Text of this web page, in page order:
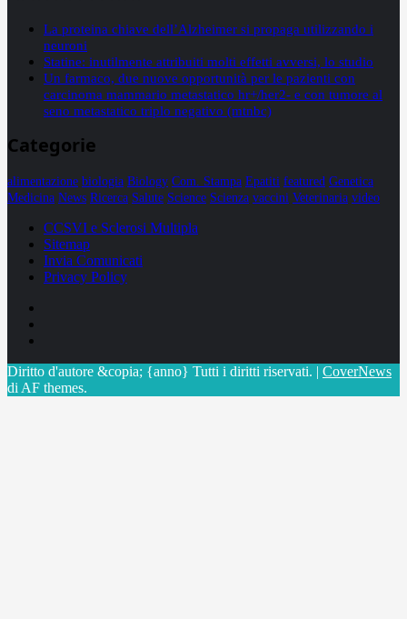
La proteina chiave dell’Alzheimer si propaga utilizzando i
neuroni
Statine: inutilmente attribuiti molti effetti avversi, lo studio
Un farmaco, due nuove opportunità per le pazienti con
carcinoma mammario metastatico hr+/her2- e con tumore al
seno metastatico triplo negativo (mtnbc)
Categorie
alimentazione biologia Biology Com. Stampa Epatiti featured Genetica
Medicina News Ricerca Salute Science Scienza vaccini Veterinaria video
CCSVI e Sclerosi Multipla
Sitemap
Invia Comunicati
Privacy Policy
Diritto d'autore &copia; {anno} Tutti i diritti riservati. | CoverNews
di AF themes.